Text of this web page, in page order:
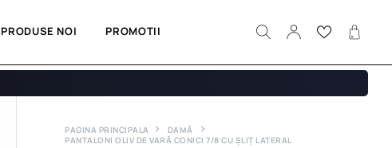
PRODUSE NOI PROMOTII
PAGINA PRINCIPALA
DAMĂ
PANTALONI OLIV DE VARĂ CONICI 7/8 CU ȘLIȚ LATERAL